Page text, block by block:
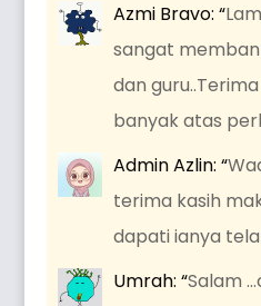
Azmi Bravo: “
sangat
dan
banyak atas
Admin Azlin: “
terima kasih
dapati ianya
Umrah: “Salam